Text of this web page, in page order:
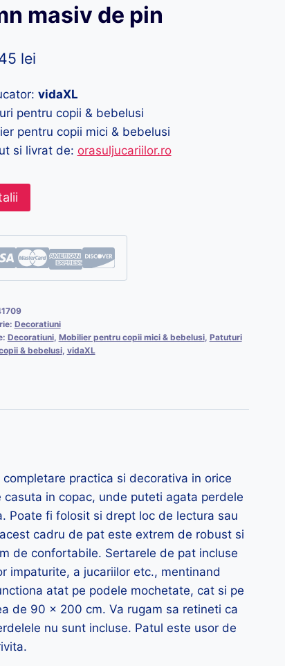
masiv de pin
lei
vidaXL
pentru copii & bebelusi
pentru copii mici & bebelusi
si livrat de: orasuljucariilor.ro
Decoratiuni
Decoratiuni, Mobilier pentru copii mici & bebelusi, Patuturi
& bebelusi, vidaXL
practica si decorativa in orice
in copac, unde puteti agata perdele
Poate fi folosit si drept loc de lectura sau
cadru de pat este extrem de robust si
de confortabile. Sertarele de pat incluse
impaturite, a jucariilor etc., mentinand
atat pe podele mochetate, cat si pe
de 90 x 200 cm. Va rugam sa retineti ca
nu sunt incluse. Patul este usor de